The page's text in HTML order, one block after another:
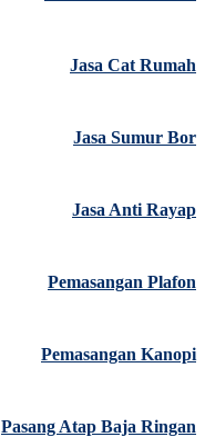
Jasa Cat Rumah
Jasa Sumur Bor
Jasa Anti Rayap
Pemasangan Plafon
Pemasangan Kanopi
Pasang Atap Baja Ringan